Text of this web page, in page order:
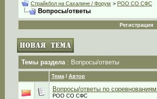
Страйкбол на Сахалине / Форум > РОО СО СФС
Вопросы/ответы
Регистрация
Темы раздела: Вопросы/ответы
Тема / Автор
Вопросы/ответы по
РОО СО СФС